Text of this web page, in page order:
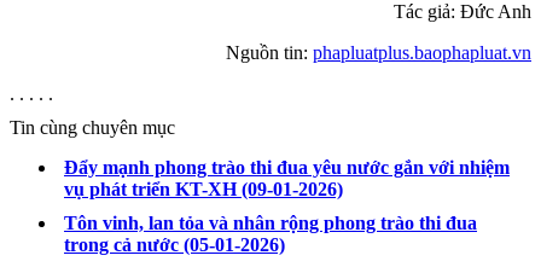
Tác giả: Đức Anh
Nguồn tin: phapluatplus.baophapluat.vn
. . . . .
Tin cùng chuyên mục
Đẩy mạnh phong trào thi đua yêu nước gắn với nhiệm
vụ phát triển KT-XH(09-01-2026)
Tôn vinh, lan tỏa và nhân rộng phong trào thi đua
trong cả nước (05-01-2026)